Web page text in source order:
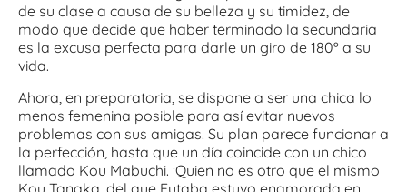
de su clase a causa de su belleza y su timidez, de
modo que decide que haber terminado la secundaria
es la excusa perfecta para darle un giro de 180º a su
vida.
Ahora, en preparatoria, se dispone a ser una chica lo
menos femenina posible para así­ evitar nuevos
problemas con sus amigas. Su plan parece funcionar a
la perfección, hasta que un día coincide con un chico
llamado Kou Mabuchi. ¡Quien no es otro que el mismo
Kou Tanaka, del que Futaba estuvo enamorada en